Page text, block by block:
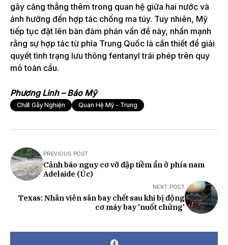
gây căng thẳng thêm trong quan hệ giữa hai nước và
ảnh hưởng đến hợp tác chống ma túy. Tuy nhiên, Mỹ
tiếp tục đặt lên bàn đàm phán vấn đề này, nhấn mạnh
rằng sự hợp tác từ phía Trung Quốc là cần thiết để giải
quyết tình trạng lưu thông fentanyl trái phép trên quy
mô toàn cầu.
Phương Linh – Báo Mỹ
Chất Gây Nghiện Quan Hệ Mỹ - Trung
PREVIOUS POST
Cảnh báo nguy cơ vỡ đập tiềm ẩn ở phía nam
Adelaide (Úc)
NEXT POST
Texas: Nhân viên sân bay chết sau khi bị động
cơ máy bay 'nuốt chửng'